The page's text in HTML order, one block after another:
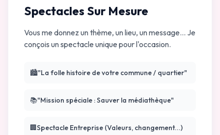
Spectacles Sur Mesure
Vous me donnez un thème, un lieu, un message... Je
conçois un spectacle unique pour l'occasion.
🏙"La folle histoire de votre commune / quartier"
📚"Mission spéciale : Sauver la médiathèque"
🏢Spectacle Entreprise (Valeurs, changement...)